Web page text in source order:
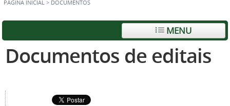
PÁGINA INICIAL > DOCUMENTOS
MENU
Documentos de editais